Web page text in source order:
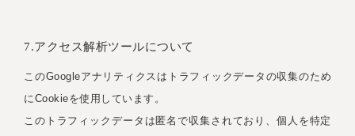
7.アクセス解析ツールについて
このGoogleアナリティクスはトラフィックデータの収集のため
にCookieを使用しています。
このトラフィックデータは匿名で収集されており、個人を特定